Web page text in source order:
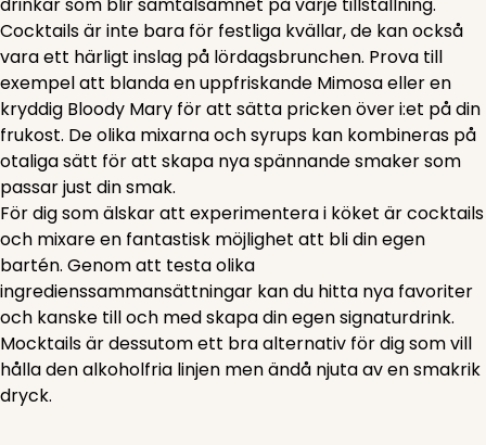
Cocktails är inte bara för festliga kvällar, de kan också
vara ett härligt inslag på lördagsbrunchen. Prova till
exempel att blanda en uppfriskande Mimosa eller en
kryddig Bloody Mary för att sätta pricken över i:et på din
frukost. De olika mixarna och syrups kan kombineras på
otaliga sätt för att skapa nya spännande smaker som
passar just din smak.
För dig som älskar att experimentera i köket är cocktails
och mixare en fantastisk möjlighet att bli din egen
bartén. Genom att testa olika
ingredienssammansättningar kan du hitta nya favoriter
och kanske till och med skapa din egen signaturdrink.
Mocktails är dessutom ett bra alternativ för dig som vill
hålla den alkoholfria linjen men ändå njuta av en smakrik
dryck.